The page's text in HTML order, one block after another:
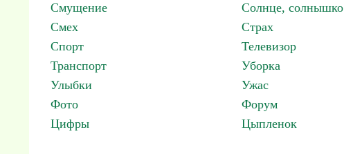
Смущение
Солнце, солнышко
Смех
Страх
Спорт
Телевизор
Транспорт
Уборка
Улыбки
Ужас
Фото
Форум
Цифры
Цыпленок